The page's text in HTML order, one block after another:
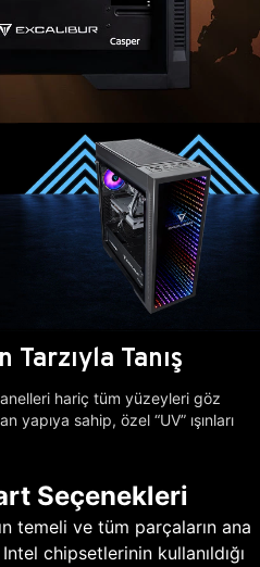
Tarzıyla Tanış
hariç tüm yüzeyleri göz
yapıya sahip, özel “UV” ışınları
Seçenekleri
temeli ve tüm parçaların ana
chipsetlerinin kullanıldığı